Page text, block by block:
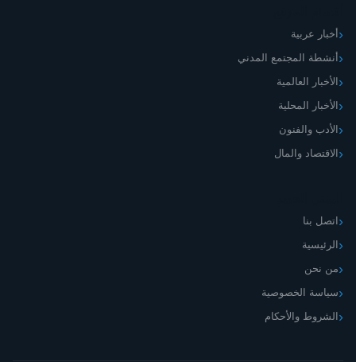
أخبار عربية
أنشطة المجتمع المدني
الأخبار العالمية
الأخبار المحلية
الأدب والفنون
الاقتصاد والمال
اتصل بنا
الرئيسية
من نحن
سياسة الخصوصية
الشروط والأحكام